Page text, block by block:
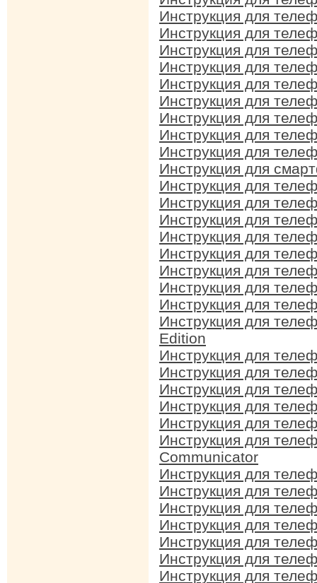
Инструкция для
Инструкция для
Инструкция для
Инструкция для
Инструкция для
Инструкция для
Инструкция для
Инструкция для
Инструкция для
Инструкция для
Инструкция для
Инструкция для
Инструкция для
Инструкция для
Инструкция для
Инструкция для
Инструкция для
Инструкция для
Инструкция для
Edition
Инструкция для
Инструкция для
Инструкция для
Инструкция для
Инструкция для
Инструкция для
Communicator
Инструкция для
Инструкция для
Инструкция для
Инструкция для
Инструкция для
Инструкция для
Инструкция для